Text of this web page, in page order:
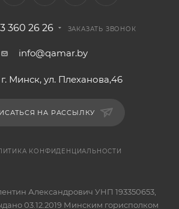
360 26 26 ЗАКАЗАТЬ ЗВОНОК
info@qamar.by
Минск, ул. Плеханова,46
НА РАССЫЛКУ
КОНФИДЕНЦИАЛЬНОСТИ
Александрович УНП 193350653,
03.12.2019 Минским горисполком